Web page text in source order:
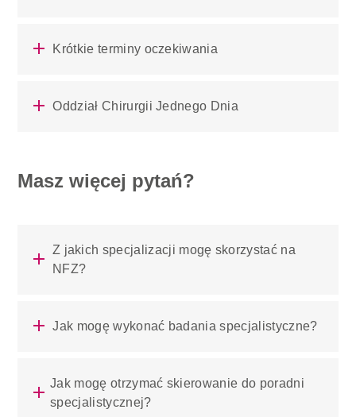
Krótkie terminy oczekiwania
Oddział Chirurgii Jednego Dnia
Masz więcej pytań?
Z jakich specjalizacji mogę skorzystać na
NFZ?
Jak mogę wykonać badania specjalistyczne?
Jak mogę otrzymać skierowanie do poradni
specjalistycznej?